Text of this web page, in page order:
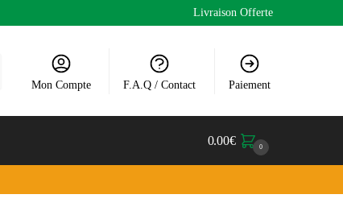
Livraison Offerte
Mon Compte F.A.Q / Contact Paiement
0.00€ 0